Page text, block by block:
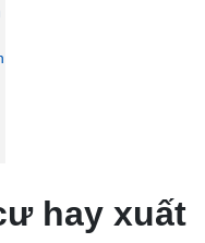
hay xuất